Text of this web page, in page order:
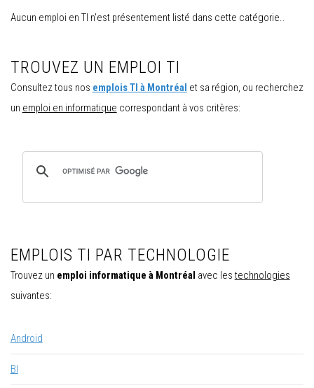
Aucun emploi en TI n'est présentement listé dans cette catégorie..
TROUVEZ UN EMPLOI TI
Consultez tous nos emplois TI à Montréal et sa région, ou recherchez
un emploi en informatique correspondant à vos critères:
EMPLOIS TI PAR TECHNOLOGIE
Trouvez un emploi informatique à Montréal avec les technologies
suivantes:
Android
BI